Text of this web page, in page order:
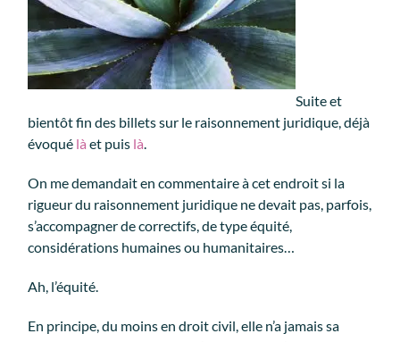
Suite et
bientôt fin des billets sur le raisonnement juridique, déjà
évoqué là et puis là.
On me demandait en commentaire à cet endroitsi la
rigueur du raisonnement juridique ne devait pas, parfois,
s’accompagner de correctifs, de type équité,
considérations humaines ou humanitaires…
Ah, l’équité.
En principe, du moins en droit civil, elle n’a jamais sa